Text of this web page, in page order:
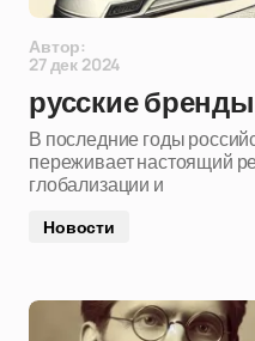
Автор:
27 дек 2024
русские
В последние годы
переживает настоящий
глобализации и
Новости